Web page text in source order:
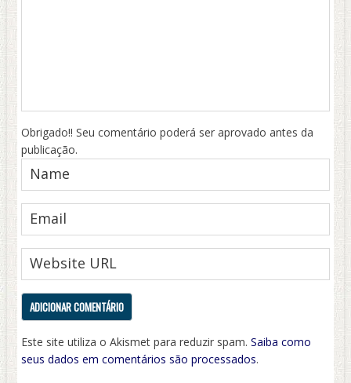
Obrigado!! Seu comentário poderá ser aprovado antes da
publicação.
Este site utiliza o Akismet para reduzir spam.Saiba como
seus dados em comentários são processados.